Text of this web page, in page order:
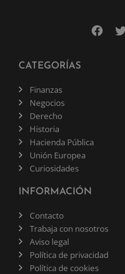
CATEGORÍAS
Finanzas
Negocios
Derecho
Historia
Hacienda Pública
Unión Europea
Curiosidades
INFORMACIÓN
Contacto
Trabaja con nosotros
Aviso legal
Política de privacidad
Política de cookies